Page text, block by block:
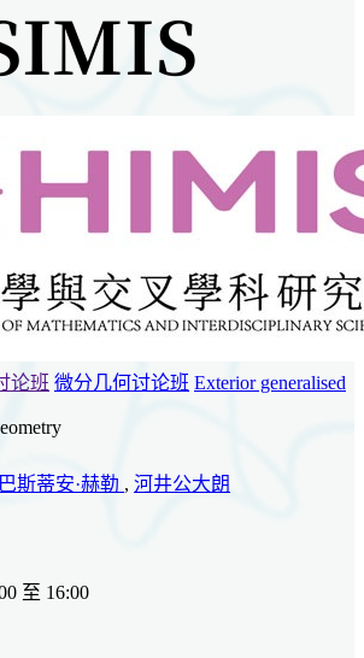
论班 微分几何讨论班 Exterior generalised
斯蒂安·赫勒 , 河井公大朗
至 16:00